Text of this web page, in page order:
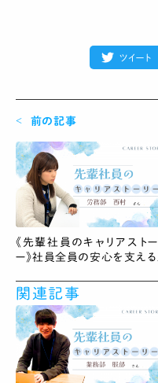
ツイート
前の記事
《先輩社員のキャリアストー
ー》社員全員の安心を支える
ん
関連記事